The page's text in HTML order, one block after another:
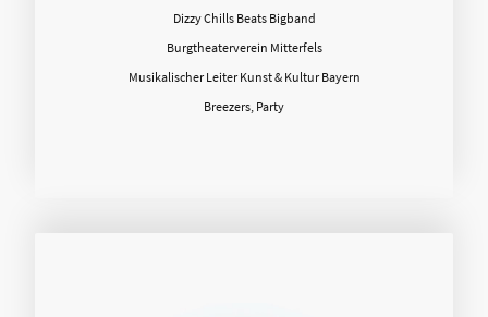
Dizzy Chills Beats Bigband
Burgtheaterverein Mitterfels
Musikalischer Leiter Kunst & Kultur Bayern
Breezers, Party